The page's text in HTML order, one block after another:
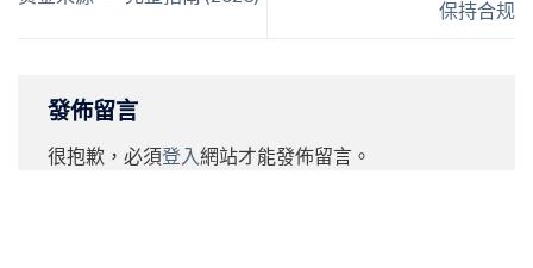
保持合规
發佈留言
很抱歉，必須登入 網站才能發佈留言。